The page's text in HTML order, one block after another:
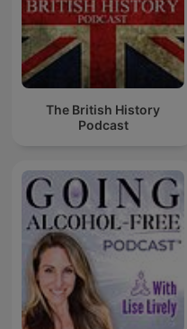
The British History
Podcast